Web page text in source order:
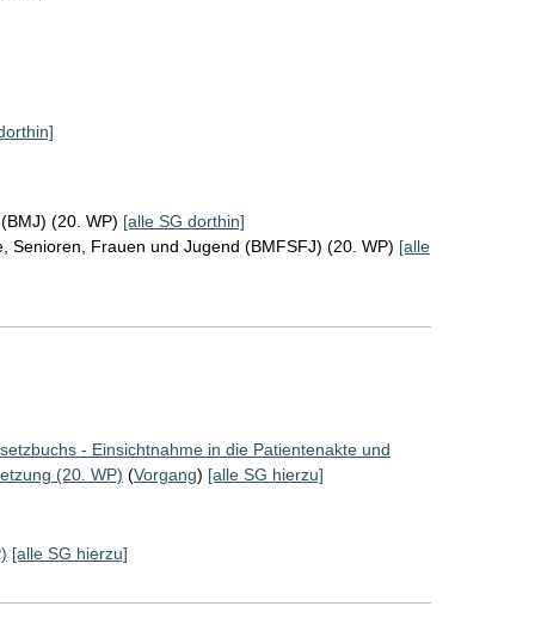
(20. WP) [alle SG dorthin]
Senioren, Frauen und Jugend (BMFSFJ) (20. WP) [alle
- Einsichtnahme in die Patientenakte und
(20. WP) (Vorgang) [alle SG hierzu]
[alle SG hierzu]